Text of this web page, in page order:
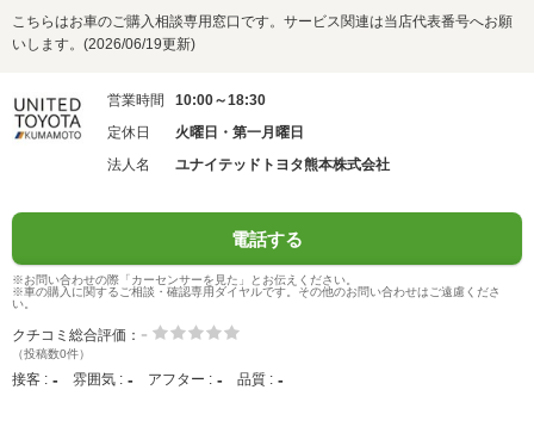
こちらはお車のご購入相談専用窓口です。サービス関連は当店代表番号へお願
いします。(2026/06/19更新)
営業時間
10:00～18:30
定休日
火曜日・第一月曜日
法人名
ユナイテッドトヨタ熊本株式会社
電話する
※お問い合わせの際「カーセンサーを見た」とお伝えください。
※車の購入に関するご相談・確認専用ダイヤルです。その他のお問い合わせはご遠慮くださ
い。
クチコミ総合評価： -
（投稿数0件）
接客 : - 雰囲気 : - アフター : - 品質 : -